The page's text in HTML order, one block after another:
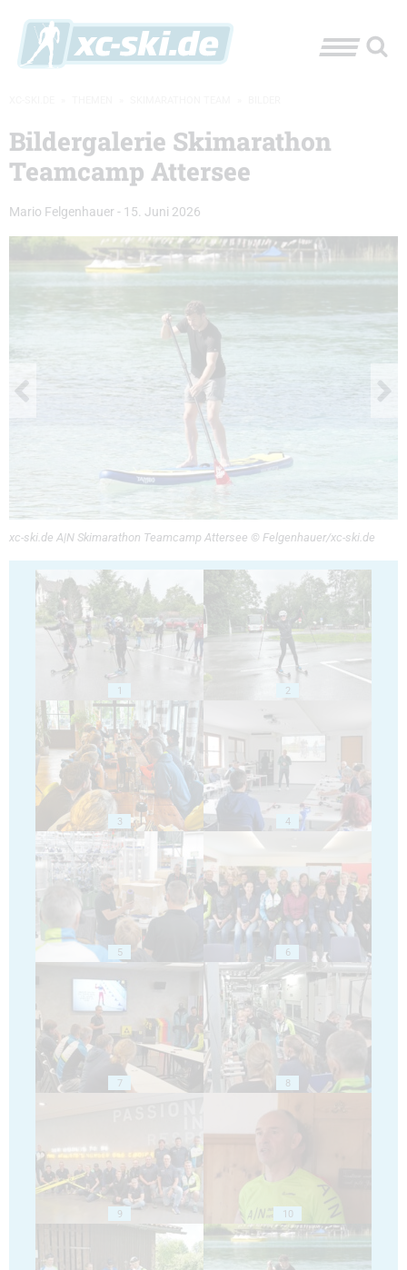
Bildergalerie Skimarathon
Teamcamp Attersee
Mario Felgenhauer - 15. Juni 2026
xc-ski.de A|N Skimarathon Teamcamp Attersee © Felgenhauer/xc-ski.de
1 2
3 4
5 6
7 8
9 10